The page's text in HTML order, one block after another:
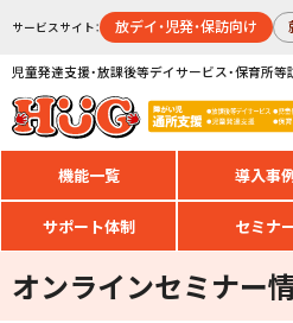
サービスサイト： 放デイ・児発・保訪向け
児童発達支援・放課後等デイサービス・保育所
機能一覧 導入事
サポート体制 セミナ
オンラインセミナー